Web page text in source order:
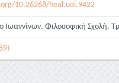
10.26268/heal.uoi.9422
Ιωαννίνων. Φιλοσοφική Σχολή.